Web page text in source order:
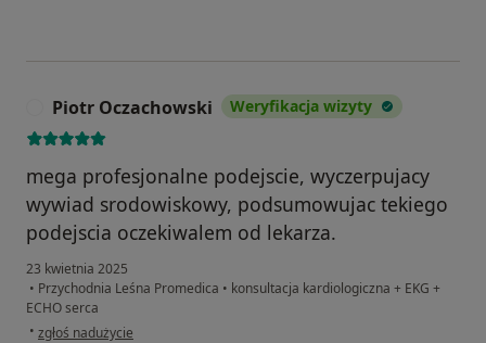
Piotr Oczachowski Weryfikacja wizyty
mega profesjonalne podejscie, wyczerpujacy
wywiad srodowiskowy, podsumowujac tekiego
podejscia oczekiwalem od lekarza.
23 kwietnia 2025
• Przychodnia Leśna Promedica • konsultacja kardiologiczna + EKG +
ECHO serca
• w opinii użytkownika Piotr Oczachowski
zgłoś nadużycie